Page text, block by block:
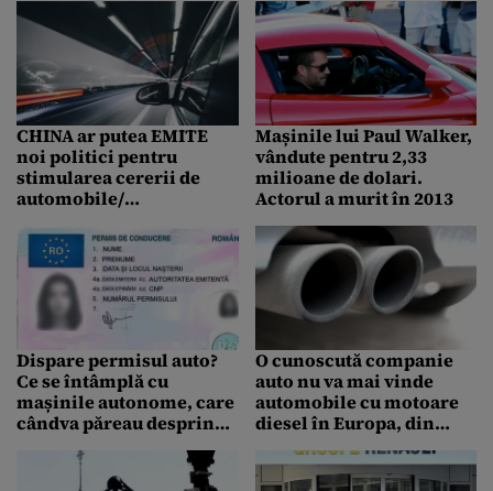
CHINA ar putea EMITE
noi politici pentru
stimularea cererii de
automobile/
automobile au motive să
se îngrijoreze de efectele
COVID-19 asupra
lanțurilor de
aprovizionare
Mașinile lui Paul Walker,
vândute pentru 2,33
milioane de dolari.
Actorul a murit în 2013
Dispare permisul auto?
Ce se întâmplă cu
mașinile autonome, care
cândva păreau desprinse
din filmele SF
O cunoscută companie
auto nu va mai vinde
automobile cu motoare
diesel în Europa, din
2021